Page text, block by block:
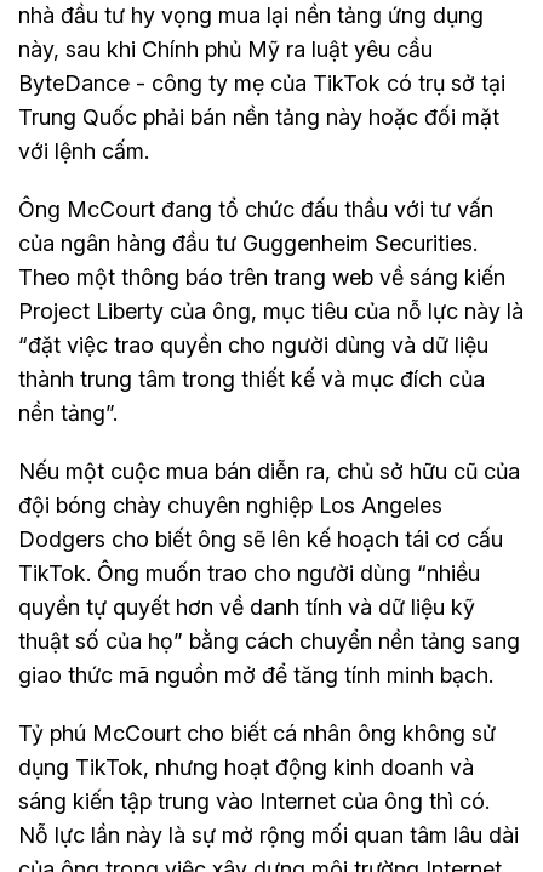
nhà đầu tư hy vọng mua lại nền tảng ứng dụng
này, sau khi Chính phủ Mỹ ra luật yêu cầu
ByteDance - công ty mẹ của TikTok có trụ sở tại
Trung Quốc phải bán nền tảng này hoặc đối mặt
với lệnh cấm.
Ông McCourt đang tổ chức đấu thầu với tư vấn
của ngân hàng đầu tư Guggenheim Securities.
Theo một thông báo trên trang web về sáng kiến
Project Liberty của ông, mục tiêu của nỗ lực này là
“đặt việc trao quyền cho người dùng và dữ liệu
thành trung tâm trong thiết kế và mục đích của
nền tảng”.
Nếu một cuộc mua bán diễn ra, chủ sở hữu cũ của
đội bóng chày chuyên nghiệp Los Angeles
Dodgers cho biết ông sẽ lên kế hoạch tái cơ cấu
TikTok. Ông muốn trao cho người dùng “nhiều
quyền tự quyết hơn về danh tính và dữ liệu kỹ
thuật số của họ” bằng cách chuyển nền tảng sang
giao thức mã nguồn mở để tăng tính minh bạch.
Tỷ phú McCourt cho biết cá nhân ông không sử
dụng TikTok, nhưng hoạt động kinh doanh và
sáng kiến tập trung vào Internet của ông thì có.
Nỗ lực lần này là sự mở rộng mối quan tâm lâu dài